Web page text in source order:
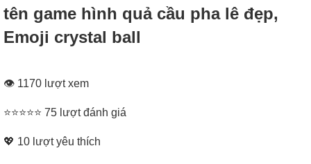
tên game hình quả cầu pha lê đẹp,
Emoji crystal ball
👁 1170 lượt xem
⭐⭐⭐⭐⭐ 75 lượt đánh giá
💖 10 lượt yêu thích